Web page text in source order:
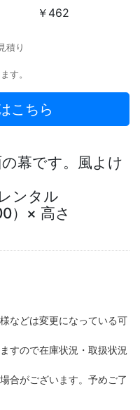
￥462
積り
す。
こちら
幕です。風よけ
ンタル
）× 高さ
などは変更になっている可
すので在庫状況・取扱状況
合がございます。予めご了